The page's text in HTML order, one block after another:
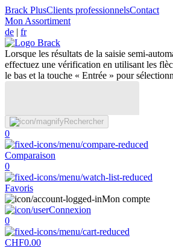
Brack PlusClients professionnelsContact
Mon Assortiment
de | fr
Lorsque les résultats de la saisie semi-
effectuez une vérification en utilisant les
le bas et la touche « Entrée » pour
Rechercher
0
Comparaison
0
Favoris
Mon compte
Connexion
0
CHF0.00